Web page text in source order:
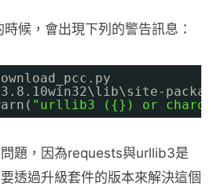
候，會出現下列的警告訊息：
"urllib3 ({}) or chardet
題，因為requests與urllib3是
透過升級套件的版本來解決這個